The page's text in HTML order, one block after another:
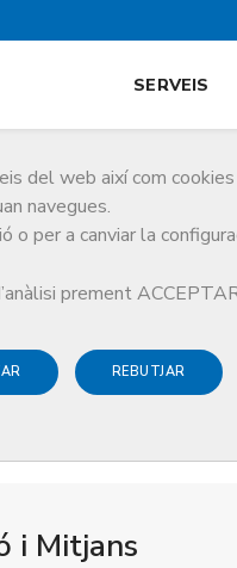
web així com
navegues.
o per a canviar la
prement
REBUTJAR
SERVEIS
i Mitjans